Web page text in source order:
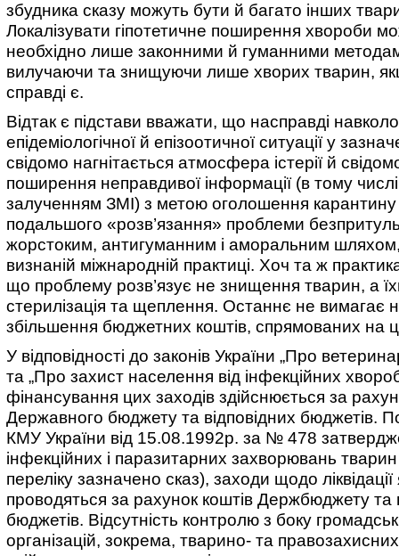
збудника сказу можуть бути й багато інших
Локалізувати гіпотетичне поширення хвороби
необхідно лише законними й гуманними
вилучаючи та знищуючи лише хворих тварин,
справді є.
Відтак є підстави вважати, що насправді навколо
епідеміологічної й епізоотичної ситуації у
свідомо нагнітається атмосфера істерії й
поширення неправдивої інформації (в тому числі
залученням ЗМІ) з метою оголошення карантину
подальшого «розв’язання» проблеми
жорстоким, антигуманним і аморальним
визнаній міжнародній практиці. Хоч та ж
що проблему розв’язує не знищення тварин, а
стерилізація та щеплення. Останнє не вимагає
збільшення бюджетних коштів, спрямованих на
У відповідності до законів України „Про
та „Про захист населення від інфекційних
фінансування цих заходів здійснюється за
Державного бюджету та відповідних бюджетів.
КМУ України від 15.08.1992р. за № 478
інфекційних і паразитарних захворювань
переліку зазначено сказ), заходи щодо ліквідації
проводяться за рахунок коштів Держбюджету та
бюджетів. Відсутність контролю з боку
організацій, зокрема, тварино- та